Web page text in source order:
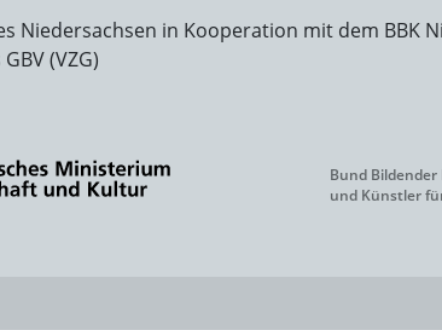
Niedersachsen in Kooperation mit dem BBK
(VZG)
Bund
und Künstler